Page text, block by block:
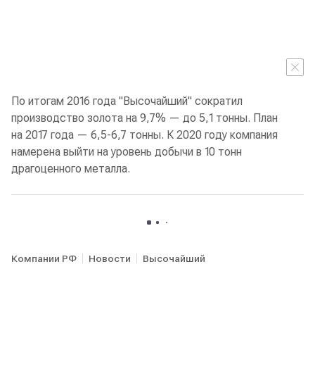
По итогам 2016 года "Высочайший" сократил
производство золота на 9,7% — до 5,1 тонны. План
на 2017 года — 6,5-6,7 тонны. К 2020 году компания
намерена выйти на уровень добычи в 10 тонн
драгоценного металла.
Компании РФ Новости Высочайший